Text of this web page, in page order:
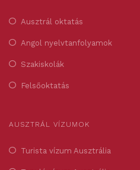
Ausztrál oktatás
Angol nyelvtanfolyamok
Szakiskolák
Felsőoktatás
AUSZTRÁL VÍZUMOK
Turista vízum Ausztrália